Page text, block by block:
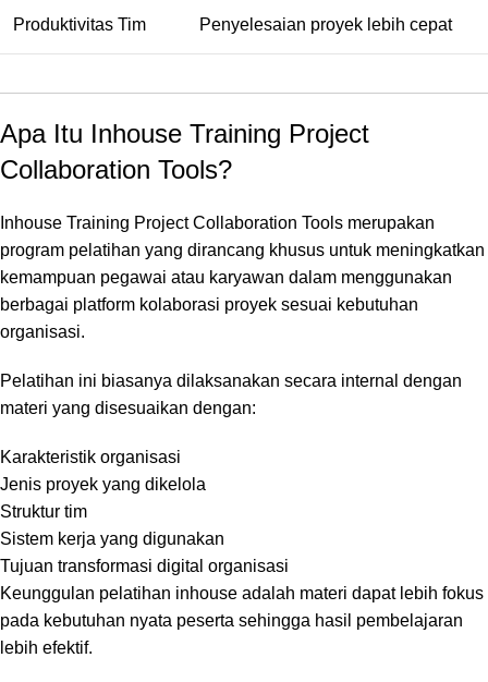
Produktivitas Tim Penyelesaian proyek lebih cepat
Apa Itu Inhouse Training Project
Collaboration Tools?
Inhouse Training Project Collaboration Tools merupakan
program pelatihan yang dirancang khusus untuk meningkatkan
kemampuan pegawai atau karyawan dalam menggunakan
berbagai platform kolaborasi proyek sesuai kebutuhan
organisasi.
Pelatihan ini biasanya dilaksanakan secara internal dengan
materi yang disesuaikan dengan:
Karakteristik organisasi
Jenis proyek yang dikelola
Struktur tim
Sistem kerja yang digunakan
Tujuan transformasi digital organisasi
Keunggulan pelatihan inhouse adalah materi dapat lebih fokus
pada kebutuhan nyata peserta sehingga hasil pembelajaran
lebih efektif.